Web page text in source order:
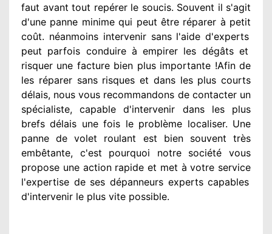
faut avant tout repérerle soucis. Souvent il s'agit
d'une panne minime qui peut être réparer à petit
coût. néanmoinsintervenirsans l'aide d'experts
peut parfois conduire à empirer les dégâtset
risquer une facture bien plus importante !Afin de
les réparersans risques et dans les plus courts
délais, nous vous recommandons de contacterun
spécialiste, capable d'intervenir dans les plus
brefs délais une fois le problème localiser. Une
panne de volet roulant est bien souvent très
embêtante, c'est pourquoi notre société vous
propose une actionrapide et met à votre service
l'expertise de ses dépanneurs expertscapables
d'intervenir le plus vite possible.